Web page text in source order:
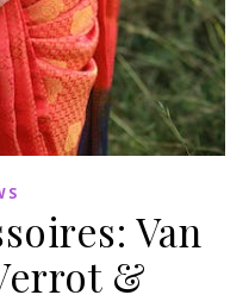
Van
&